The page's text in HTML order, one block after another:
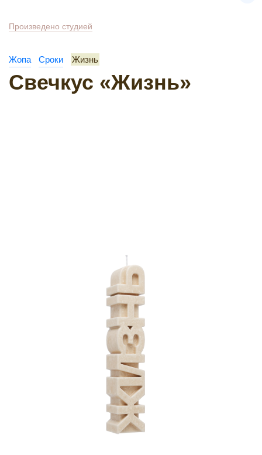
Произведено студией
Жопа Сроки Жизнь
Свечкус «Жизнь»